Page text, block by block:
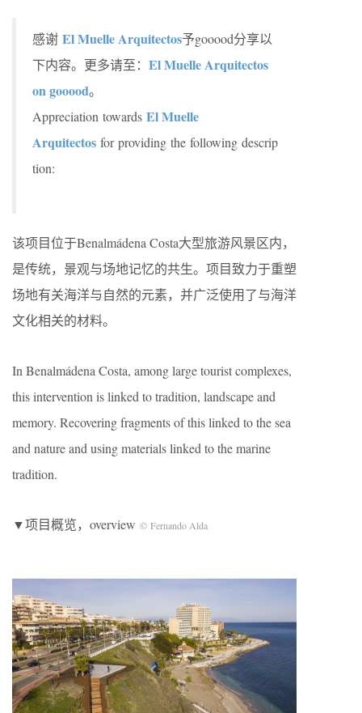
感谢 El Muelle Arquitectos予gooood分享以
下内容。更多请至： El Muelle Arquitectos
on gooood。
Appreciation towards El Muelle
Arquitectos for providing the following descrip
tion:
该项目位于Benalmádena Costa大型旅游风景区内，
是传统，景观与场地记忆的共生。项目致力于重塑
场地有关海洋与自然的元素，并广泛使用了与海洋
文化相关的材料。
In Benalmádena Costa, among large tourist complexes,
this intervention is linked to tradition, landscape and
memory. Recovering fragments of this linked to the sea
and nature and using materials linked to the marine
tradition.
▼项目概览，overview © Fernando Alda